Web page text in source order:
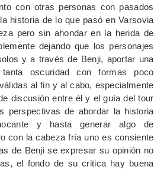
con otras personas con pasados
historia de lo que pasó en Varsovia
pero sin ahondar en la herida de
dejando que los personajes
y a través de Benji, aportar una
oscuridad con formas poco
al fin y al cabo, especialmente
discusión entre él y el guía del tour
perspectivas de abordar la historia
y hasta generar algo de
con la cabeza fría uno es consiente
de Benji se expresar su opinión no
el fondo de su critica hay buena